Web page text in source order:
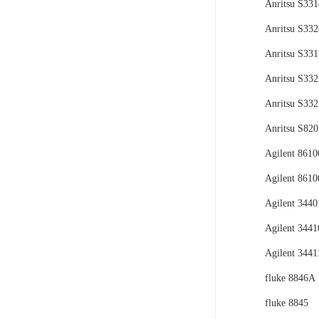
Anritsu
Anritsu
Anritsu
Anritsu
Anritsu
Anritsu
Agilent
Agilent
Agilent
Agilent
Agilent
fluke 8846A
fluke 8845